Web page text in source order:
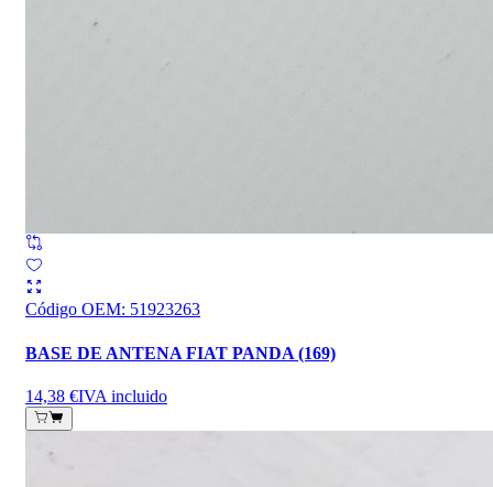
Código OEM: 51923263
BASE DE ANTENA FIAT PANDA (169)
14,38 €IVA incluido